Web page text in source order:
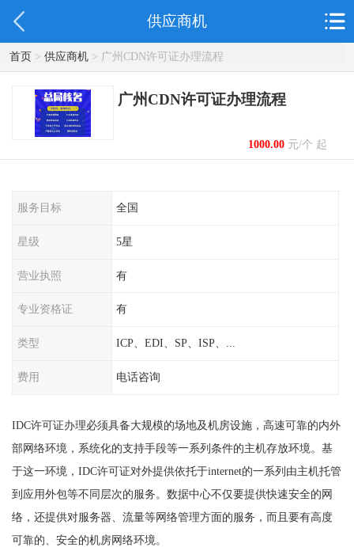
供应商机
首页> 供应商机> 广州CDN许可证办理流程
广州CDN许可证办理流程
1000.00元/个 起
服务目标 全国
星级 5星
营业执照 有
专业资格证 有
类型 ICP、EDI、SP、ISP、...
费用 电话咨询
IDC许可证办理必须具备大规模的场地及机房设施，高速可靠的内外
部网络环境，系统化的支持手段等一系列条件的主机存放环境。基
于这一环境，IDC许可证对外提供依托于internet的一系列由主机托管
到应用外包等不同层次的服务。数据中心不仅要提供快速安全的网
络，还提供对服务器、流量等网络管理方面的服务，而且要有高度
可靠的、安全的机房网络环境。